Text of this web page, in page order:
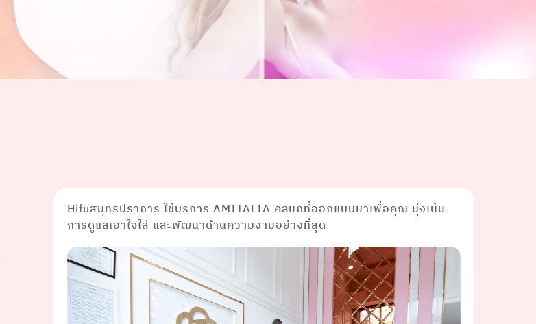
Hifuสมุทรปราการ ใช้บริการ AMITALIA คลินิกที่ออกแบบมาเพื่อคุณ มุ่งเน้น
การดูแลเอาใจใส่ และพัฒนาด้านความงามอย่างที่สุด